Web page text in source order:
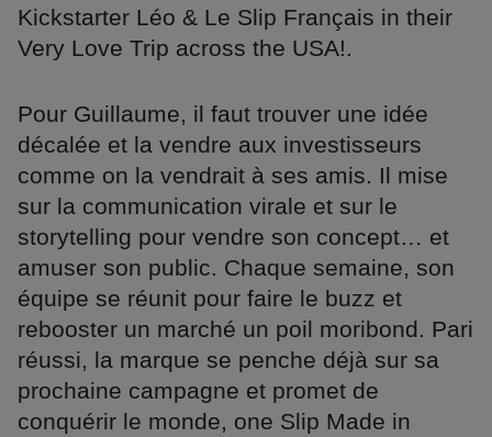
Kickstarter Léo & Le Slip Français in their
Very Love Trip across the USA!.
Pour Guillaume, il faut trouver une idée
décalée et la vendre aux investisseurs
comme on la vendrait à ses amis. Il mise
sur la communication virale et sur le
storytelling pour vendre son concept… et
amuser son public. Chaque semaine, son
équipe se réunit pour faire le buzz et
rebooster un marché un poil moribond. Pari
réussi, la marque se penche déjà sur sa
prochaine campagne et promet de
conquérir le monde, one Slip Made in